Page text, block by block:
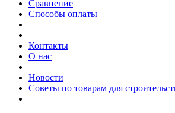
Сравнение
Способы оплаты
Контакты
О нас
Новости
Советы по товарам для